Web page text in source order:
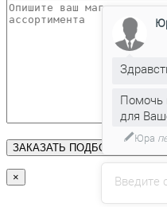
× Введите
Помочь
для
Юра